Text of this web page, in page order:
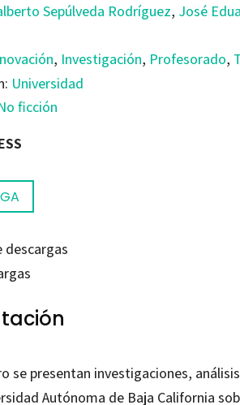
Sepúlveda Rodríguez, José
, Investigación, Profesorado,
Universidad
ficción
descargas
se presentan investigaciones,
Autónoma de Baja California